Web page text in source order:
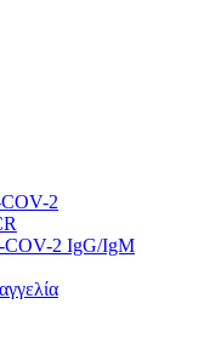
COV-2
COV-2 IgG/IgM